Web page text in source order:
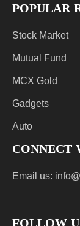
POPULAR
Stock Market
Mutual Fund
MCX Gold
Gadgets
Auto
CONNECT
Email us: